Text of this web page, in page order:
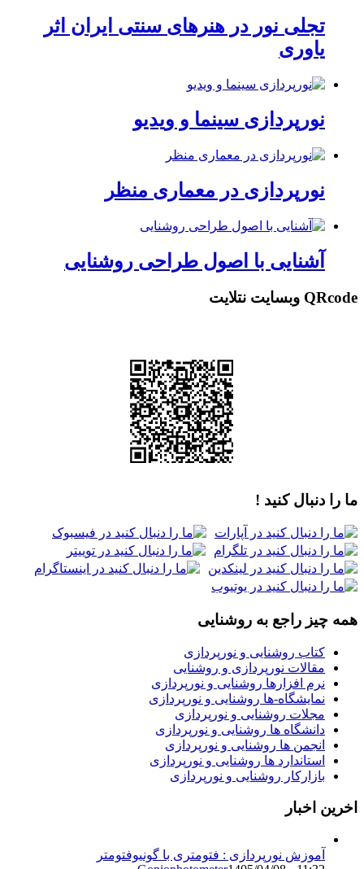
تجلی نور در هنرهای سنتی ایران اثر
یاوری
نورپردازی سینما و ویدیو
نورپردازی در معماری منظر
آشنایی با اصول طراحی روشنایی
QRcode وبسایت نتلایت
ما را دنبال کنید !
همه چیز راجع به روشنایی
کتاب روشنایی و نورپردازی
مقالات نورپردازی و روشنایی
نرم افزارها روشنایی و نورپردازی
نمایشگاه-ها روشنایی و نورپردازی
مجلات روشنایی و نورپردازی
دانشگاه ها روشنایی و نورپردازی
انجمن ها روشنایی و نورپردازی
استاندارد ها روشنایی و نورپردازی
بازارکار روشنایی و نورپردازی
اخرین اخبار
آموزش نورپردازی : فتومتری با گونیوفتومتر